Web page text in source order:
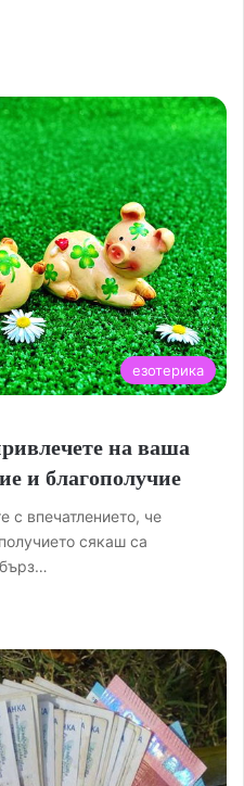
езотерика
на ваша
и благополучие
с впечатлението, че
сякаш са